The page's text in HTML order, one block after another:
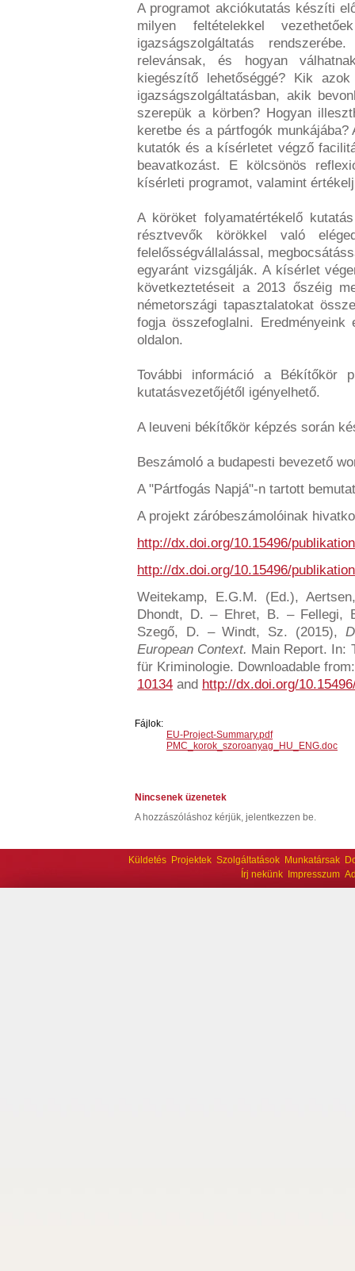
A programot akciókutatás készíti
milyen feltételekkel
igazságszolgáltatás
relevánsak, és hogyan
kiegészítő lehetőséggé? Kik
igazságszolgáltatásban, akik
szerepük a körben? Hogyan
keretbe és a pártfogók
kutatók és a kísérletet végző
beavatkozást. E kölcsönös
kísérleti programot, valamint
A köröket folyamatértékelő
résztvevők körökkel való
felelősségvállalással,
egyaránt vizsgálják. A kísérlet
következtetéseit a 2013 őszéig
németországi tapasztalatokat
fogja összefoglalni.
oldalon.
További információ a Békítőkör
kutatásvezetőjétől igényelhető.
A leuveni békítőkör képzés során
Beszámoló a budapesti bevezető
A "Pártfogás Napjá"-n tartott
A projekt záróbeszámolóinak
http://dx.doi.org/10.15496/
http://dx.doi.org/10.15496/
Weitekamp, E.G.M. (Ed.),
Dhondt, D. – Ehret, B. – Fellegi,
Szegő, D. – Windt, Sz. (2015),
European Context. Main Report. In:
für Kriminologie. Downloadable
10134 and http://dx.doi.org/
Fájlok:
EU-Project-Summary.pdf
PMC_korok_szoroanyag_HU_ENG.doc
Nincsenek üzenetek
A hozzászóláshoz kérjük, jelentkezzen be.
Küldetés Projektek Szolgáltatások Munkatársak
Írj nekünk
Impresszum